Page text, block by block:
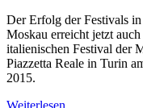
Der Erfolg der Festivals
Moskau erreicht jetzt
italienischen Festival der
Piazzetta Reale in Turin
2015.